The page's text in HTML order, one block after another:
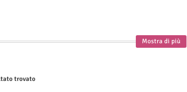
Mostra di più
trovato